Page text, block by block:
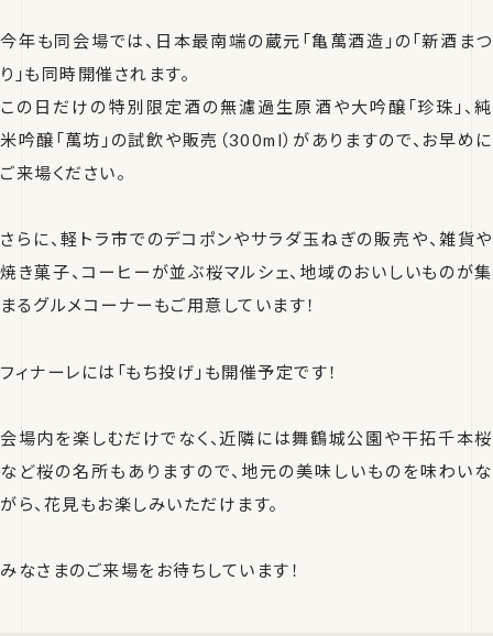
今年も同会場では、日本最南端の蔵元「亀萬酒造」の「新酒まつ
り」も同時開催されます。
この日だけの特別限定酒の無濾過生原酒や大吟醸「珍珠」、純
米吟醸「萬坊」の試飲や販売（300ml）がありますので、お早めに
ご来場ください。
さらに、軽トラ市でのデコポンやサラダ玉ねぎの販売や、雑貨や
焼き菓子、コーヒーが並ぶ桜マルシェ、地域のおいしいものが集
まるグルメコーナーもご用意しています！
フィナーレには「もち投げ」も開催予定です！
会場内を楽しむだけでなく、近隣には舞鶴城公園や干拓千本桜
など桜の名所もありますので、地元の美味しいものを味わいな
がら、花見もお楽しみいただけます。
みなさまのご来場をお待ちしています！